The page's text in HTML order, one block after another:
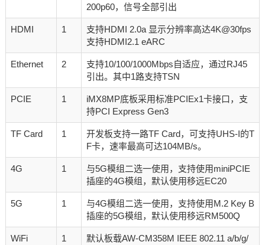
200p60，信号全部引出
HDMI 1
支持HDMI 2.0a 显示分辨率高达4K@30fps
支持HDMI2.1 eARC
Ethernet 2
支持10/100/1000Mbps自适应，通过RJ45
引出。其中1路支持TSN
PCIE 1
iMX8MP底板采用标准PCIEx1卡接口，支
持PCI Express Gen3
TF Card 1
开发板支持一路TF Card，可支持UHS-I的T
F卡，速率最高可达104MB/s。
4G 1
与5G模组二选一使用，支持使用miniPCIE
插座的4G模组，默认使用移远EC20
5G 1
与4G模组二选一使用，支持使用M.2 Key B
插座的5G模组，默认使用移远RM500Q
WiFi 1
默认板载AW-CM358M IEEE 802.11 a/b/g/